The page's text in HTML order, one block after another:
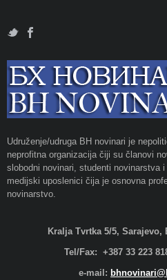
Udruženje/udruga BH novinari je
neprofitna organizacija čiji su članovi
slobodni novinari, studenti novinarstva i
medijski uposlenici čija je osnovna
novinarstvo.
Kralja Tvrtka 5/5, Sarajevo,
Tel/Fax: +387 33 223
e-mail: